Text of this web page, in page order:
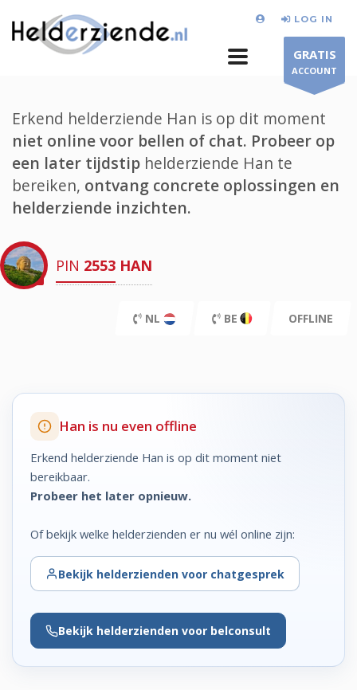
LOG IN
GRATIS
ACCOUNT
Erkend helderziende Han is op dit moment
niet online voor bellen of chat. Probeer op
een later tijdstip helderziende Han te
bereiken, ontvang concrete oplossingen en
helderziende inzichten.
PIN 2553 HAN
NL BE OFFLINE
Han is nu even offline
Erkend helderziende Han is op dit moment niet
bereikbaar.
Probeer het later opnieuw.
Of bekijk welke helderzienden er nu wél online zijn:
Bekijk helderzienden voor chatgesprek
Bekijk helderzienden voor belconsult